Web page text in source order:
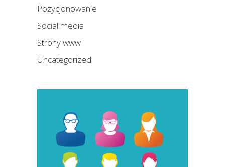
Pozycjonowanie
Social media
Strony www
Uncategorized